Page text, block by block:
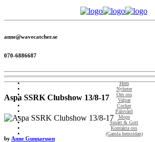
anne@wavecatcher.se
070-6886687
Hem
Nyheter
Om oss
Valpar
Cocker
Pälsvård
Mops
Smått & Gott
Kontakta oss
(Gamla hemsidan)
Aspa SSRK Clubshow 13/8-17
by Anne Gunnarsson